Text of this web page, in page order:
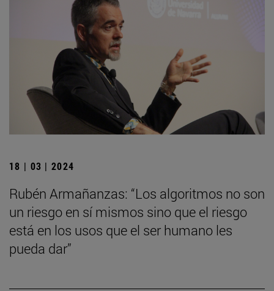
18 | 03 | 2024
Rubén Armañanzas: “Los algoritmos no son
un riesgo en sí mismos sino que el riesgo
está en los usos que el ser humano les
pueda dar”